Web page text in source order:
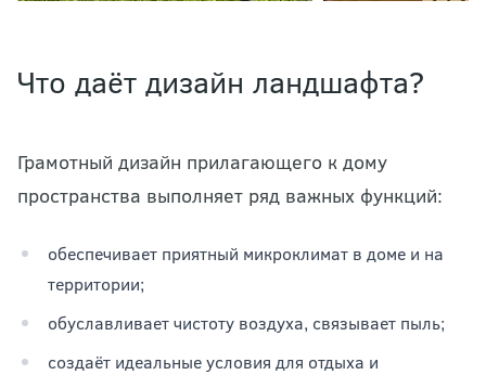
Что даёт дизайн ландшафта?
Грамотный дизайн прилагающего к дому
пространства выполняет ряд важных функций:
обеспечивает приятный микроклимат в доме и на
территории;
обуславливает чистоту воздуха, связывает пыль;
создаёт идеальные условия для отдыха и